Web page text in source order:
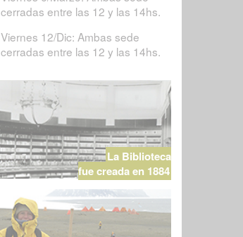
cerradas entre las 12 y las 14hs.
Viernes 12/Dic: Ambas sede
cerradas entre las 12 y las 14hs.
La Biblioteca
fue creada en 1884